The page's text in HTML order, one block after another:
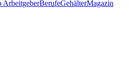
ArbeitgeberBerufeGehälterMagazin